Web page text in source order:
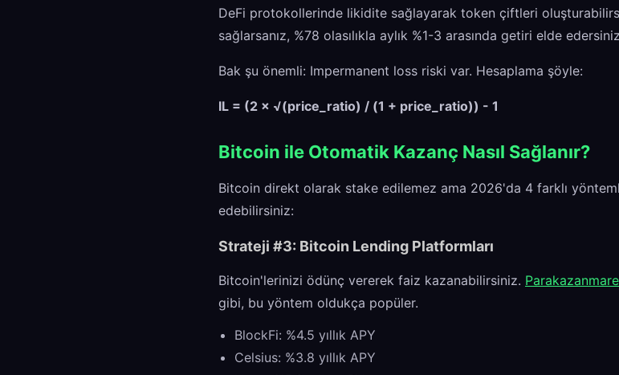
DeFi protokollerinde likidite sağlayarak token çiftleri
sağlarsanız, %78 olasılıkla aylık %1-3 arasında getiri elde
Bak şu önemli: Impermanent loss riski var. Hesaplama şöyle:
IL = (2 × √(price_ratio) / (1 + price_ratio)) - 1
Bitcoin ile Otomatik Kazanç Nasıl Sağlanır?
Bitcoin direkt olarak stake edilemez ama 2026'da 4 farklı
edebilirsiniz:
Strateji #3: Bitcoin Lending Platformları
Bitcoin'lerinizi ödünç vererek faiz kazanabilirsiniz.
gibi, bu yöntem oldukça popüler.
BlockFi: %4.5 yıllık APY
Celsius: %3.8 yıllık APY